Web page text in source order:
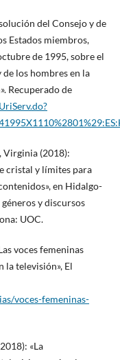
del Consejo y de
Estados miembros,
de 1995, sobre el
los hombres en la
Recuperado de
Virginia (2018):
cristal y límites para
en Hidalgo-
y discursos
UOC.
voces femeninas
la televisión», El
voces-femeninas-
«La